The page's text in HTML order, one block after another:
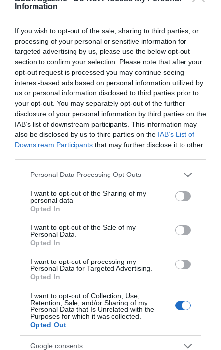
Information
If you wish to opt-out of the sale, sharing to third parties, or
processing of your personal or sensitive information for
targeted advertising by us, please use the below opt-out
section to confirm your selection. Please note that after your
opt-out request is processed you may continue seeing
interest-based ads based on personal information utilized by
us or personal information disclosed to third parties prior to
your opt-out. You may separately opt-out of the further
disclosure of your personal information by third parties on the
IAB’s list of downstream participants. This information may
also be disclosed by us to third parties on the IAB’s List of
Downstream Participants that may further disclose it to other
Please note that this website/app uses one or more Google
not limited to your visit or usage behaviour. You may click to
grant or deny consent to Google and its third-party tags to
use your data for below specified purposes in below Google
consent section.
Personal Data Processing Opt Outs
I want to opt-out of the Sharing of my
personal data.
Opted In
I want to opt-out of the Sale of my
Personal Data.
Opted In
I want to opt-out of processing my
Personal Data for Targeted Advertising.
Opted In
I want to opt-out of Collection, Use,
Retention, Sale, and/or Sharing of my
Personal Data that Is Unrelated with the
Purposes for which it was collected.
Opted Out
Google consents
Continua a leggere
FOCUS PMI